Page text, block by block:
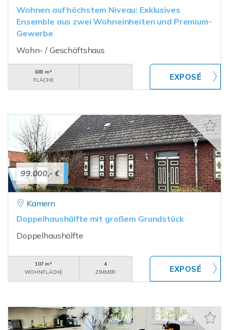
Wohnen auf höchstem Niveau: Exklusives
Ensemble aus zwei Wohneinheiten und Premium-
Gewerbe
Wohn- / Geschäftshaus
683 m²
FLÄCHE
99.000,- €
Kamern
Doppelhaushälfte mit großem Grundstück
Doppelhaushälfte
107 m²
WOHNFLÄCHE
4
ZIMMER